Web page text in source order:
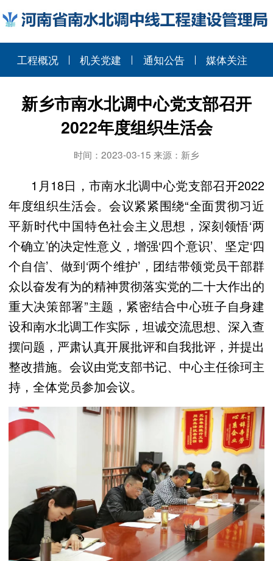
工程概况 机关党建 通知公告 媒体关注
新乡市南水北调中心党支部召开
2022年度组织生活会
时间：2023-03-15 来源：新乡
1月18日，市南水北调中心党支部召开2022
年度组织生活会。会议紧紧围绕“全面贯彻习近
平新时代中国特色社会主义思想，深刻领悟‘两
个确立’的决定性意义，增强‘四个意识’、坚定‘四
个自信’、做到‘两个维护’，团结带领党员干部群
众以奋发有为的精神贯彻落实党的二十大作出的
重大决策部署”主题，紧密结合中心班子自身建
设和南水北调工作实际，坦诚交流思想、深入查
摆问题，严肃认真开展批评和自我批评，并提出
整改措施。会议由党支部书记、中心主任徐珂主
持，全体党员参加会议。